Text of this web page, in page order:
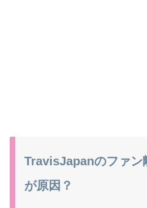
TravisJapanのファン
が原因？